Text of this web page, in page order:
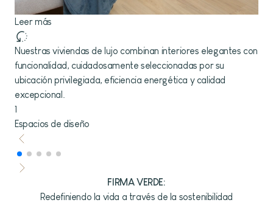
Leer más
Nuestras viviendas de lujo combinan interiores elegantes con
funcionalidad, cuidadosamente seleccionadas por su
ubicación privilegiada, eficiencia energética y calidad
excepcional.
1
Espacios de diseño
FIRMA VERDE:
Redefiniendo la vida a través de la sostenibilidad